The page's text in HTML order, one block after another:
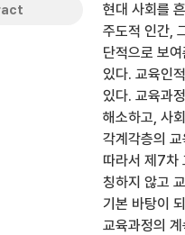
현대 사회를
주도적 인간,
단적으로 보
있다. 교육인
있다. 교육과
해소하고, 사
각계각층의
따라서 제7차
칭하지 않고
기본 바탕이
교육과정의